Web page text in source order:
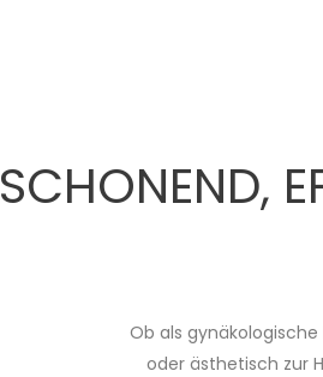
SCHONEND,
Ob als
oder ästhetisch zur